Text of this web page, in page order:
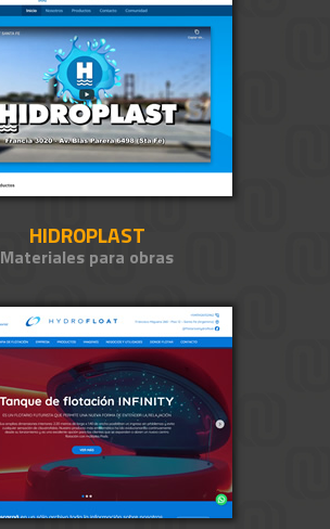
HIDROPLAST
Materiales para obras